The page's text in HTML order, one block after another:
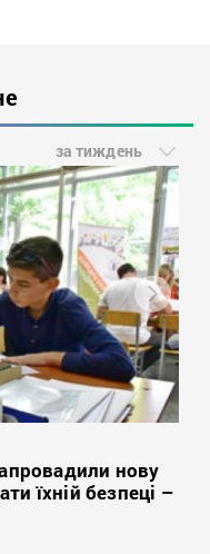
за тиждень
нову
їхній безпеці –